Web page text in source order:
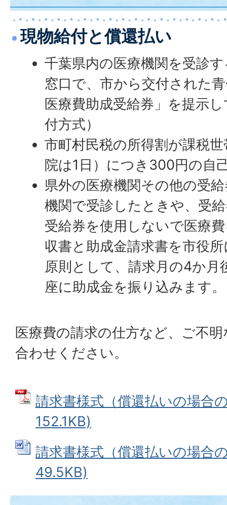
現物給付と償還払い
千葉県内の医療機関を受診
窓口で、市から交付された
医療費助成受給券」を提示
付方式）
市町村民税の所得割が課税
院は1日）につき300円の自
県外の医療機関その他の受
機関で受診したときや、受
受給券を使用しないで医療
収書と助成金請求書を市役
原則として、請求月の4か月
座に助成金を振り込みます
医療費の請求の仕方など、ご不
合わせください。
請求書様式（償還払いの場合
152.1KB)
請求書様式（償還払いの場合
49.5KB)